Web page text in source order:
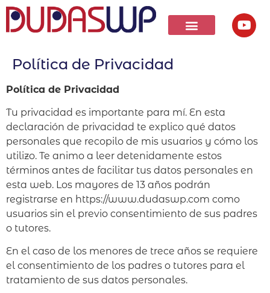
Política de Privacidad
Política de Privacidad
Tu privacidad es importante para mí. En esta
declaración de privacidad te explico qué datos
personales que recopilo de mis usuarios y cómo los
utilizo. Te animo a leer detenidamente estos
términos antes de facilitar tus datos personales en
esta web. Los mayores de 13 años podrán
registrarse en https://www.dudaswp.com como
usuarios sin el previo consentimiento de sus padres
o tutores.
En el caso de los menores de trece años se requiere
el consentimiento de los padres o tutores para el
tratamiento de sus datos personales.